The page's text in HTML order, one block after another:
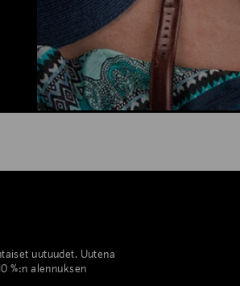
uutuudet. Uutena
%:n alennuksen